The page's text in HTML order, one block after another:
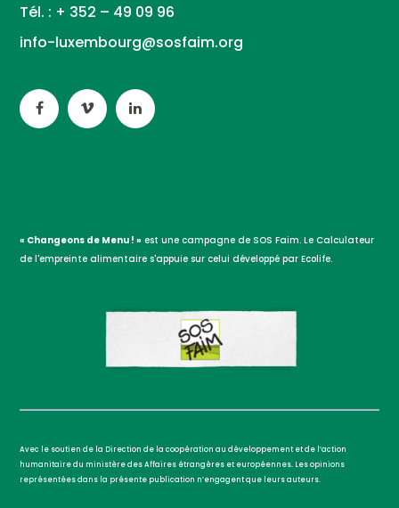
Tél. : + 352 – 49 09 96
info-luxembourg@sosfaim.org
« Changeons de Menu ! » est une campagne de SOS Faim. Le Calculateur
de l'empreinte alimentaire s'appuie sur celui développé par Ecolife.
Avec le soutien de la Direction de la coopération au développement et de l’action
humanitaire du ministère des Affaires étrangères et européennes. Les opinions
représentées dans la présente publication n’engagent que leurs auteurs.